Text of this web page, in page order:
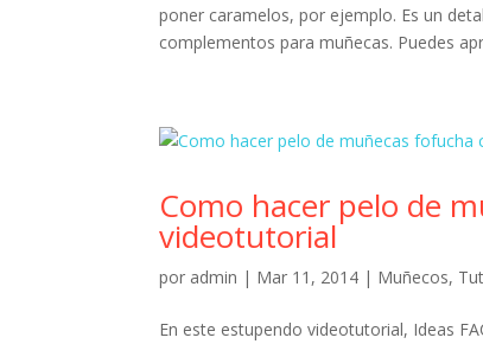
poner caramelos, por ejemplo. Es un
complementos para muñecas. Puedes
Como hacer pelo de
videotutorial
por admin | Mar 11, 2014 | Muñecos,
En este estupendo videotutorial, Ideas